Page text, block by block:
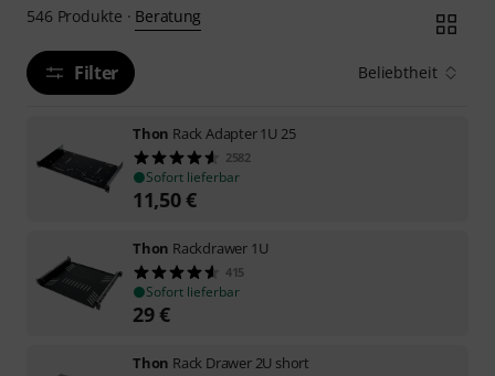
546 Produkte · Beratung
Filter Beliebtheit
Thon Rack Adapter 1U 25
2582
Sofort lieferbar
11,50€
Thon Rackdrawer 1U
415
Sofort lieferbar
29€
Thon Rack Drawer 2U short